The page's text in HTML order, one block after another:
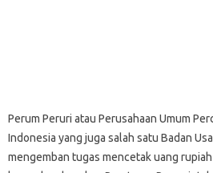
Perum Peruri atau Perusahaan Umum
Indonesia yang juga salah satu Badan
mengemban tugas mencetak uang